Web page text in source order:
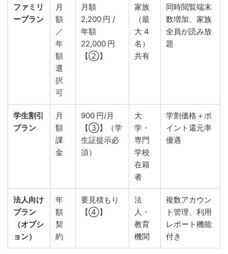
ファミリ
ープラン
月
額
／
年
額
選
択
可
月額
2,200 円 /
年額
22,000 円
【②】
家族
（最
大 4
名）
共有
同時閲覧端末
数増加、家族
全員が読み放
題
学生割引
プラン
月
額
課
金
900 円/月
【③】（学
生証提示必
須）
大
学・
専門
学校
在籍
者
学割価格＋ポ
イント還元率
優遇
法人向け
プラン
（オプシ
ョン）
年
額
契
約
要見積もり
【④】
法
人・
教育
機関
複数アカウン
ト管理、利用
レポート機能
付き